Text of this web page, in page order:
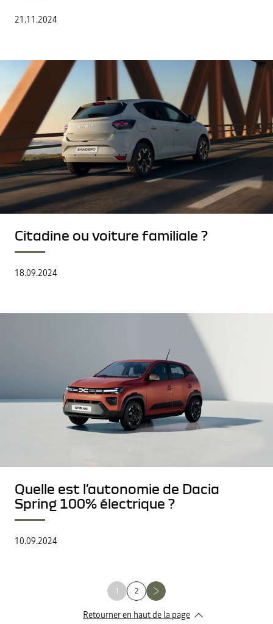
21.11.2024
Citadine ou voiture familiale ?
18.09.2024
Quelle est l’autonomie de Dacia
Spring 100% électrique ?
10.09.2024
1 2
Retourner en haut de la page